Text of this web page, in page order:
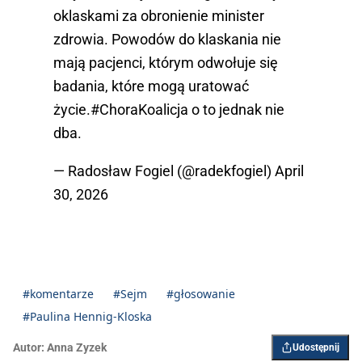
oklaskami za obronienie minister
zdrowia. Powodów do klaskania nie
mają pacjenci, którym odwołuje się
badania, które mogą uratować
życie.#ChoraKoalicja o to jednak nie
dba.
— Radosław Fogiel (@radekfogiel) April
30, 2026
#komentarze #Sejm
#głosowanie
#Paulina Hennig-Kloska
Autor: Anna Zyzek Udostępnij